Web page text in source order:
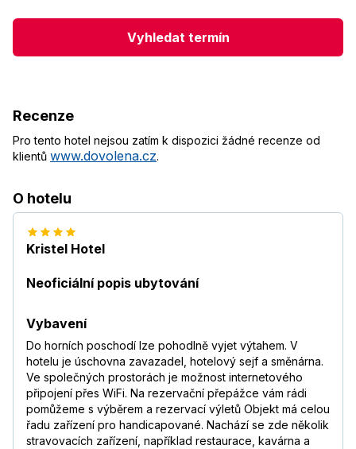
Vyhledat termín
Recenze
Pro tento hotel nejsou zatím k dispozici žádné recenze od
klientů www.dovolena.cz.
O hotelu
Kristel Hotel
Neoficiální popis ubytování
Vybavení
Do horních poschodí lze pohodlně vyjet výtahem. V
hotelu je úschovna zavazadel, hotelový sejf a směnárna.
Ve společných prostorách je možnost internetového
připojení přes WiFi. Na rezervační přepážce vám rádi
pomůžeme s výběrem a rezervací výletů Objekt má celou
řadu zařízení pro handicapované. Nachází se zde několik
stravovacích zařízení, například restaurace, kavárna a